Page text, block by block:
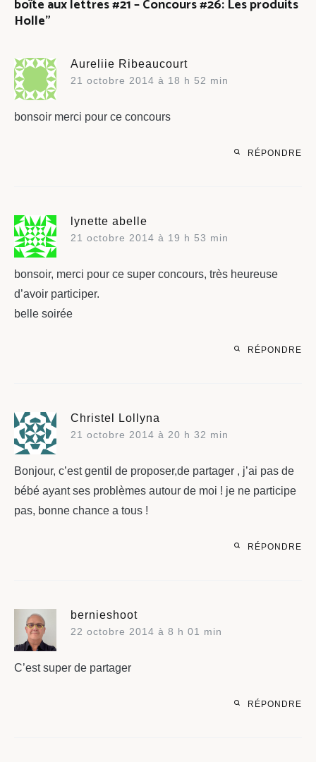
boîte aux lettres #21 – Concours #26: Les produits
Holle”
Aureliie Ribeaucourt
21 octobre 2014 à 18 h 52 min
bonsoir merci pour ce concours
RÉPONDRE
lynette abelle
21 octobre 2014 à 19 h 53 min
bonsoir, merci pour ce super concours, très heureuse
d’avoir participer.
belle soirée
RÉPONDRE
Christel Lollyna
21 octobre 2014 à 20 h 32 min
Bonjour, c’est gentil de proposer,de partager , j’ai pas de
bébé ayant ses problèmes autour de moi ! je ne participe
pas, bonne chance a tous !
RÉPONDRE
bernieshoot
22 octobre 2014 à 8 h 01 min
C’est super de partager
RÉPONDRE